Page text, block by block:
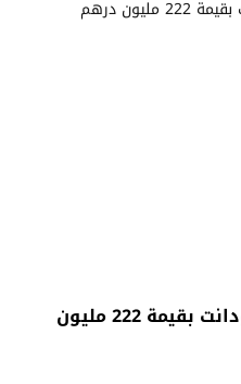
مشاريع تنموية جديدة بتارودانت بقيمة 222 مليون